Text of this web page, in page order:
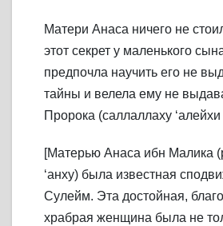
Матери Анаса ничего не
этот секрет у маленького
предпочла научить его не
тайны и велела ему не
Пророка (саллаллаху
[Матерью Анаса ибн Малика
‘анху) была известная
Сулейм. Эта достойная,
храбрая женщина была не